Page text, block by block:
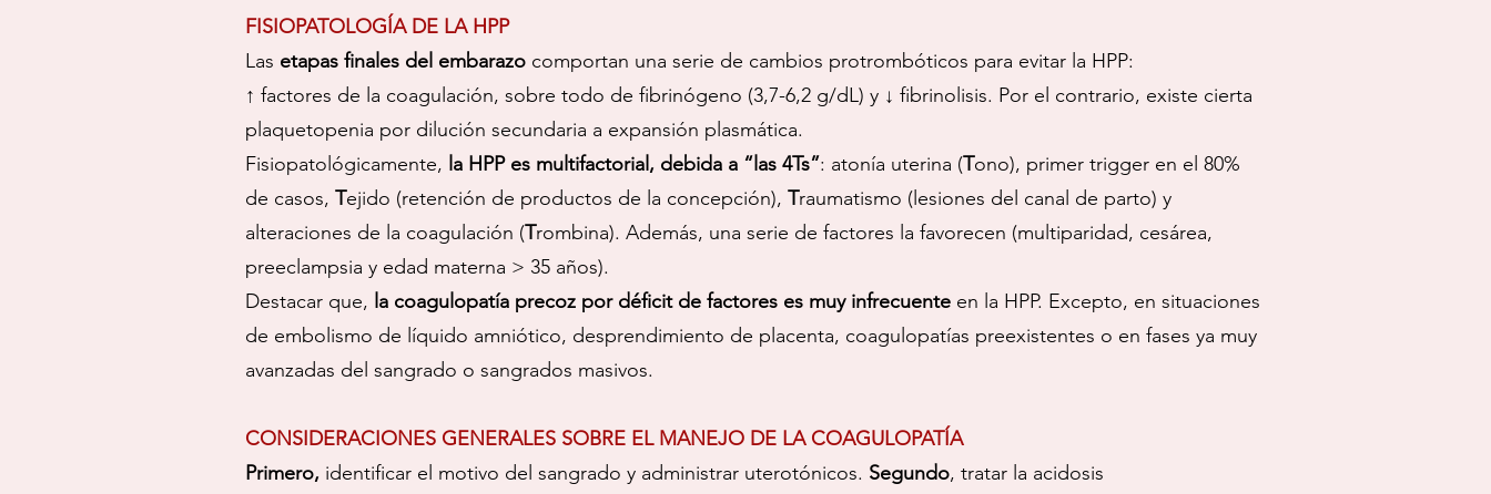
FISIOPATOLOGÍA DE LA HPP
Las etapas finales del embarazo comportan una serie de cambios protrombóticos para evitar la HPP:
↑ factores de la coagulación, sobre todo de fibrinógeno (3,7-6,2 g/dL) y ↓ fibrinolisis. Por el contrario, existe cierta
plaquetopenia por dilución secundaria a expansión plasmática.
Fisiopatológicamente, la HPP es multifactorial, debida a “las 4Ts”: atonía uterina (Tono), primer trigger en el 80%
de casos, Tejido (retención de productos de la concepción), Traumatismo (lesiones del canal de parto) y
alteraciones de la coagulación (Trombina). Además, una serie de factores la favorecen (multiparidad, cesárea,
preeclampsia y edad materna > 35 años).
Destacar que, la coagulopatía precoz por déficit de factores es muy infrecuente en la HPP. Excepto, en situaciones
de embolismo de líquido amniótico, desprendimiento de placenta, coagulopatías preexistentes o en fases ya muy
avanzadas del sangrado o sangrados masivos.
CONSIDERACIONES GENERALES SOBRE EL MANEJO DE LA COAGULOPATÍA
Primero, identificar el motivo del sangrado y administrar uterotónicos. Segundo, tratar la acidosis